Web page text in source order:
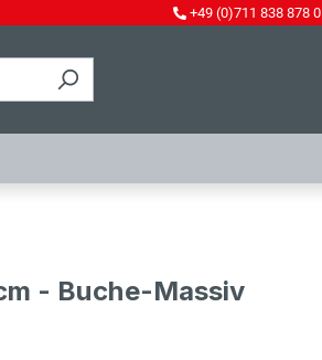
+49 (0)711 838 878 0
- Buche-Massiv